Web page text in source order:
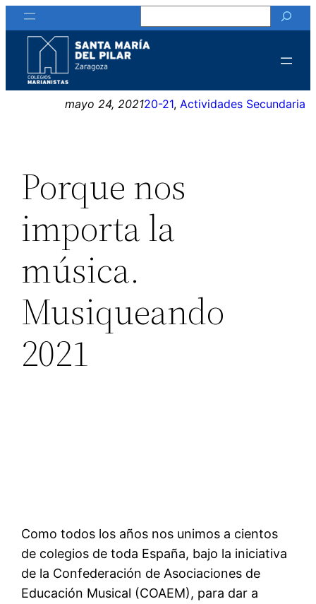
Saltar
al
contenido
mayo 24, 202120-21, Actividades Secundaria
Porque nos
importa la
música.
Musiqueando
2021
Como todos los años nos unimos a cientos
de colegios de toda España, bajo la iniciativa
de la Confederación de Asociaciones de
Educación Musical (COAEM), para dar a